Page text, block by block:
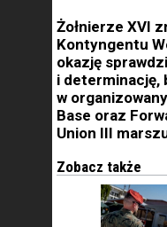
Żołnierze XVI
Kontyngentu
okazję
i determinację,
w
Base oraz
Union III
Zobacz także